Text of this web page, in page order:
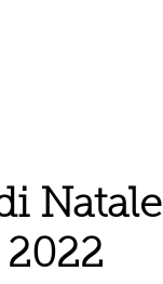
Natale
2022